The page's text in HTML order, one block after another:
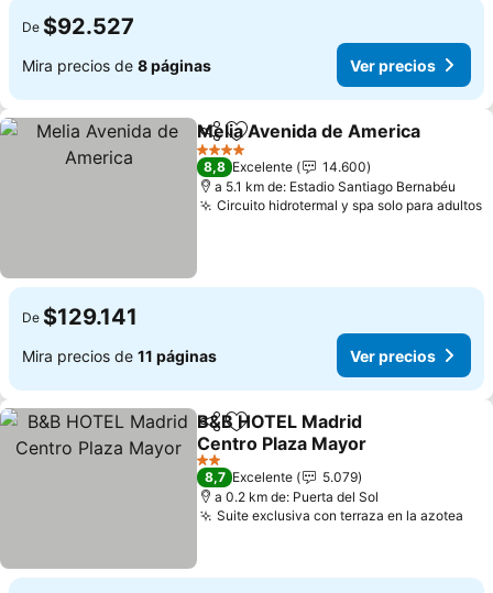
De $92.527
Mira precios de 8 páginas Ver precios
CompartirAgregar a favoritos
Melia Avenida de America
4 Estrellas
8,8 Excelente
14.600
a 5.1 km de: Estadio Santiago Bernabéu
Circuito hidrotermal y spa solo para adultos
De $129.141
Mira precios de 11 páginas Ver precios
CompartirAgregar a favoritos
B&B HOTEL Madrid
Centro Plaza Mayor
Ver precios
2 Estrellas
8,7 Excelente
5.079
a 0.2 km de: Puerta del Sol
Suite exclusiva con terraza en la azotea